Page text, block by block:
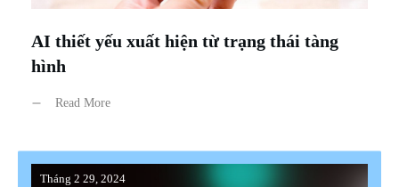
AI thiết yếu xuất hiện từ trạng thái tàng
hình
Read More
Tháng 2 29, 2024